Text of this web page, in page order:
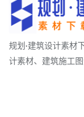
规划·建筑设计素材
计素材、建筑施工